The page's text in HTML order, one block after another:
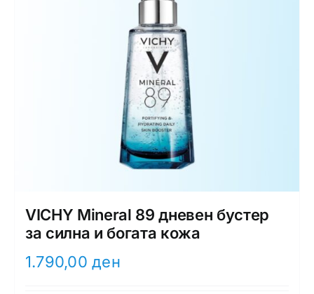
VICHY Mineral 89 дневен бустер
за силна и богата кожа
1.790,00ден